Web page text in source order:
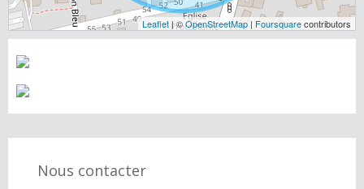
Leaflet| ©OpenStreetMap | Foursquarecontributors
Nous contacter